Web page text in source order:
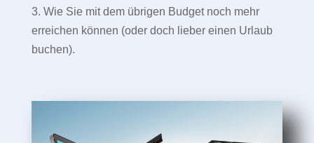
3. Wie Sie mit dem übrigen Budget noch mehr
erreichen können (oder doch lieber einen Urlaub
buchen).